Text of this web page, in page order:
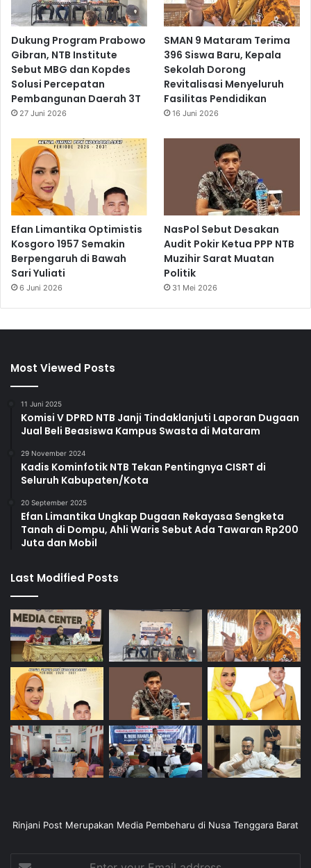
Dukung Program Prabowo
Gibran, NTB Institute
Sebut MBG dan Kopdes
Solusi Percepatan
Pembangunan Daerah 3T
27 Juni 2026
SMAN 9 Mataram Terima
396 Siswa Baru, Kepala
Sekolah Dorong
Revitalisasi Menyeluruh
Fasilitas Pendidikan
16 Juni 2026
Efan Limantika Optimistis
Kosgoro 1957 Semakin
Berpengaruh di Bawah
Sari Yuliati
6 Juni 2026
NasPol Sebut Desakan
Audit Pokir Ketua PPP NTB
Muzihir Sarat Muatan
Politik
31 Mei 2026
Most Viewed Posts
11 Juni 2025
Komisi V DPRD NTB Janji Tindaklanjuti Laporan Dugaan
Jual Beli Beasiswa Kampus Swasta di Mataram
29 November 2024
Kadis Kominfotik NTB Tekan Pentingnya CISRT di
Seluruh Kabupaten/Kota
20 September 2025
Efan Limantika Ungkap Dugaan Rekayasa Sengketa
Tanah di Dompu, Ahli Waris Sebut Ada Tawaran Rp200
Juta dan Mobil
Last Modified Posts
Rinjani Post Merupakan Media Pembeharu di Nusa Tenggara Barat
Enter